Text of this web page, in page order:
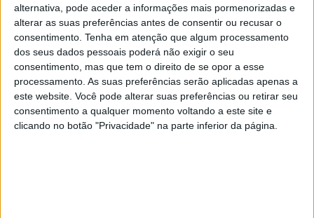
alternativa, pode aceder a informações mais pormenorizadas e
alterar as suas preferências antes de consentir ou recusar o
consentimento. Tenha em atenção que algum processamento
dos seus dados pessoais poderá não exigir o seu
consentimento, mas que tem o direito de se opor a esse
processamento. As suas preferências serão aplicadas apenas a
este website. Você pode alterar suas preferências ou retirar seu
consentimento a qualquer momento voltando a este site e
clicando no botão "Privacidade" na parte inferior da página.
Continuar a ler
Abel Carreiro
Brad Freeman
EnduroGP
Frederico Rocha
Gonçalo Sobrosa
Josep Garcia